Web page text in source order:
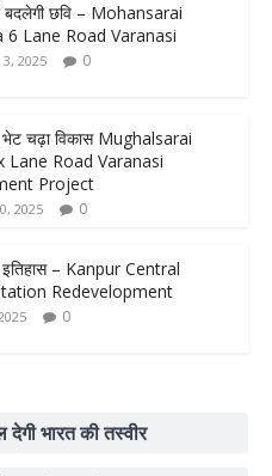
छवि – Mohansarai
6 Lane Road Varanasi
2025 0
भेट चढ़ा विकास Mughalsarai
Lane Road Varanasi
Project
2025 0
इतिहास – Kanpur Central
Redevelopment
0
भारत की तस्वीर